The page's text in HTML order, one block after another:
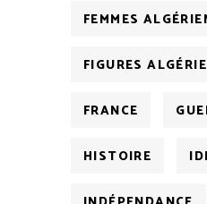
FEMMES
FIGURES
FRANCE
HISTOIRE